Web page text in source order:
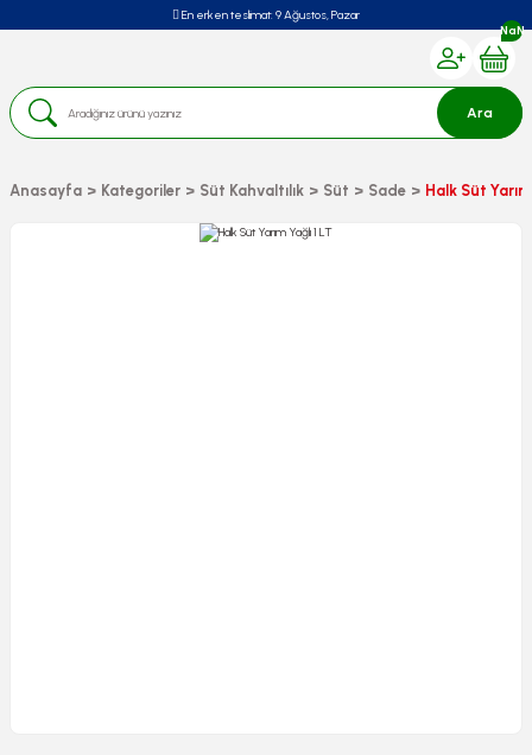
En erken teslimat: 9 Ağustos, Pazar
Ara
NaN
Anasayfa Kategoriler Süt Kahvaltılık Süt Sade Halk Süt Yarım